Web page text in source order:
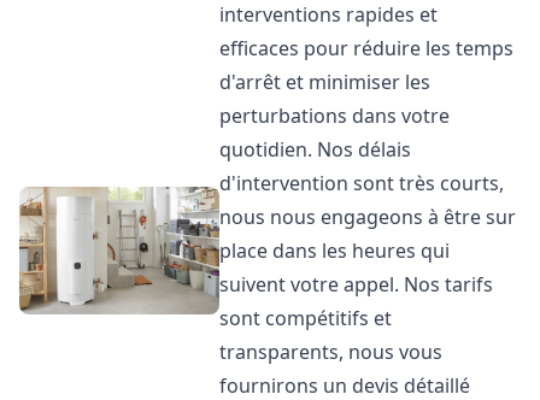
interventions rapides et
efficaces pour réduire les temps
d'arrêt et minimiser les
perturbations dans votre
quotidien. Nos délais
d'intervention sont très courts,
nous nous engageons à être sur
place dans les heures qui
suivent votre appel. Nos tarifs
sont compétitifs et
transparents, nous vous
fournirons un devis détaillé